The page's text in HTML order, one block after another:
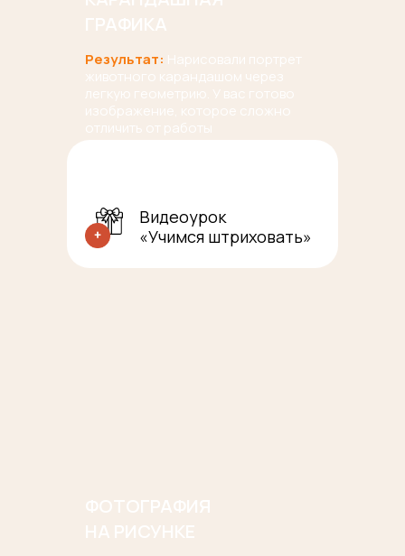
ФОТОГРАФИЯ
НА РИСУНКЕ
Видеоурок
«Учимся штриховать»
ГРАФИКА
Результат: Нарисовали портрет
животного карандашом через
легкую геометрию. У вас готово
изображение, которое сложно
отличить от работы
профессионального художника.